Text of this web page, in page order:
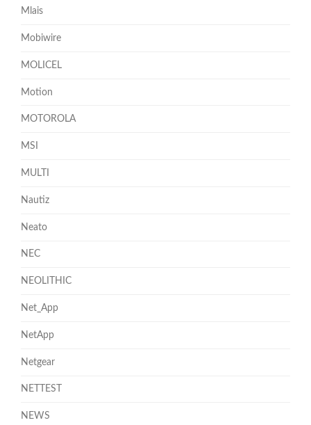
Mlais
Mobiwire
MOLICEL
Motion
MOTOROLA
MSI
MULTI
Nautiz
Neato
NEC
NEOLITHIC
Net_App
NetApp
Netgear
NETTEST
NEWS